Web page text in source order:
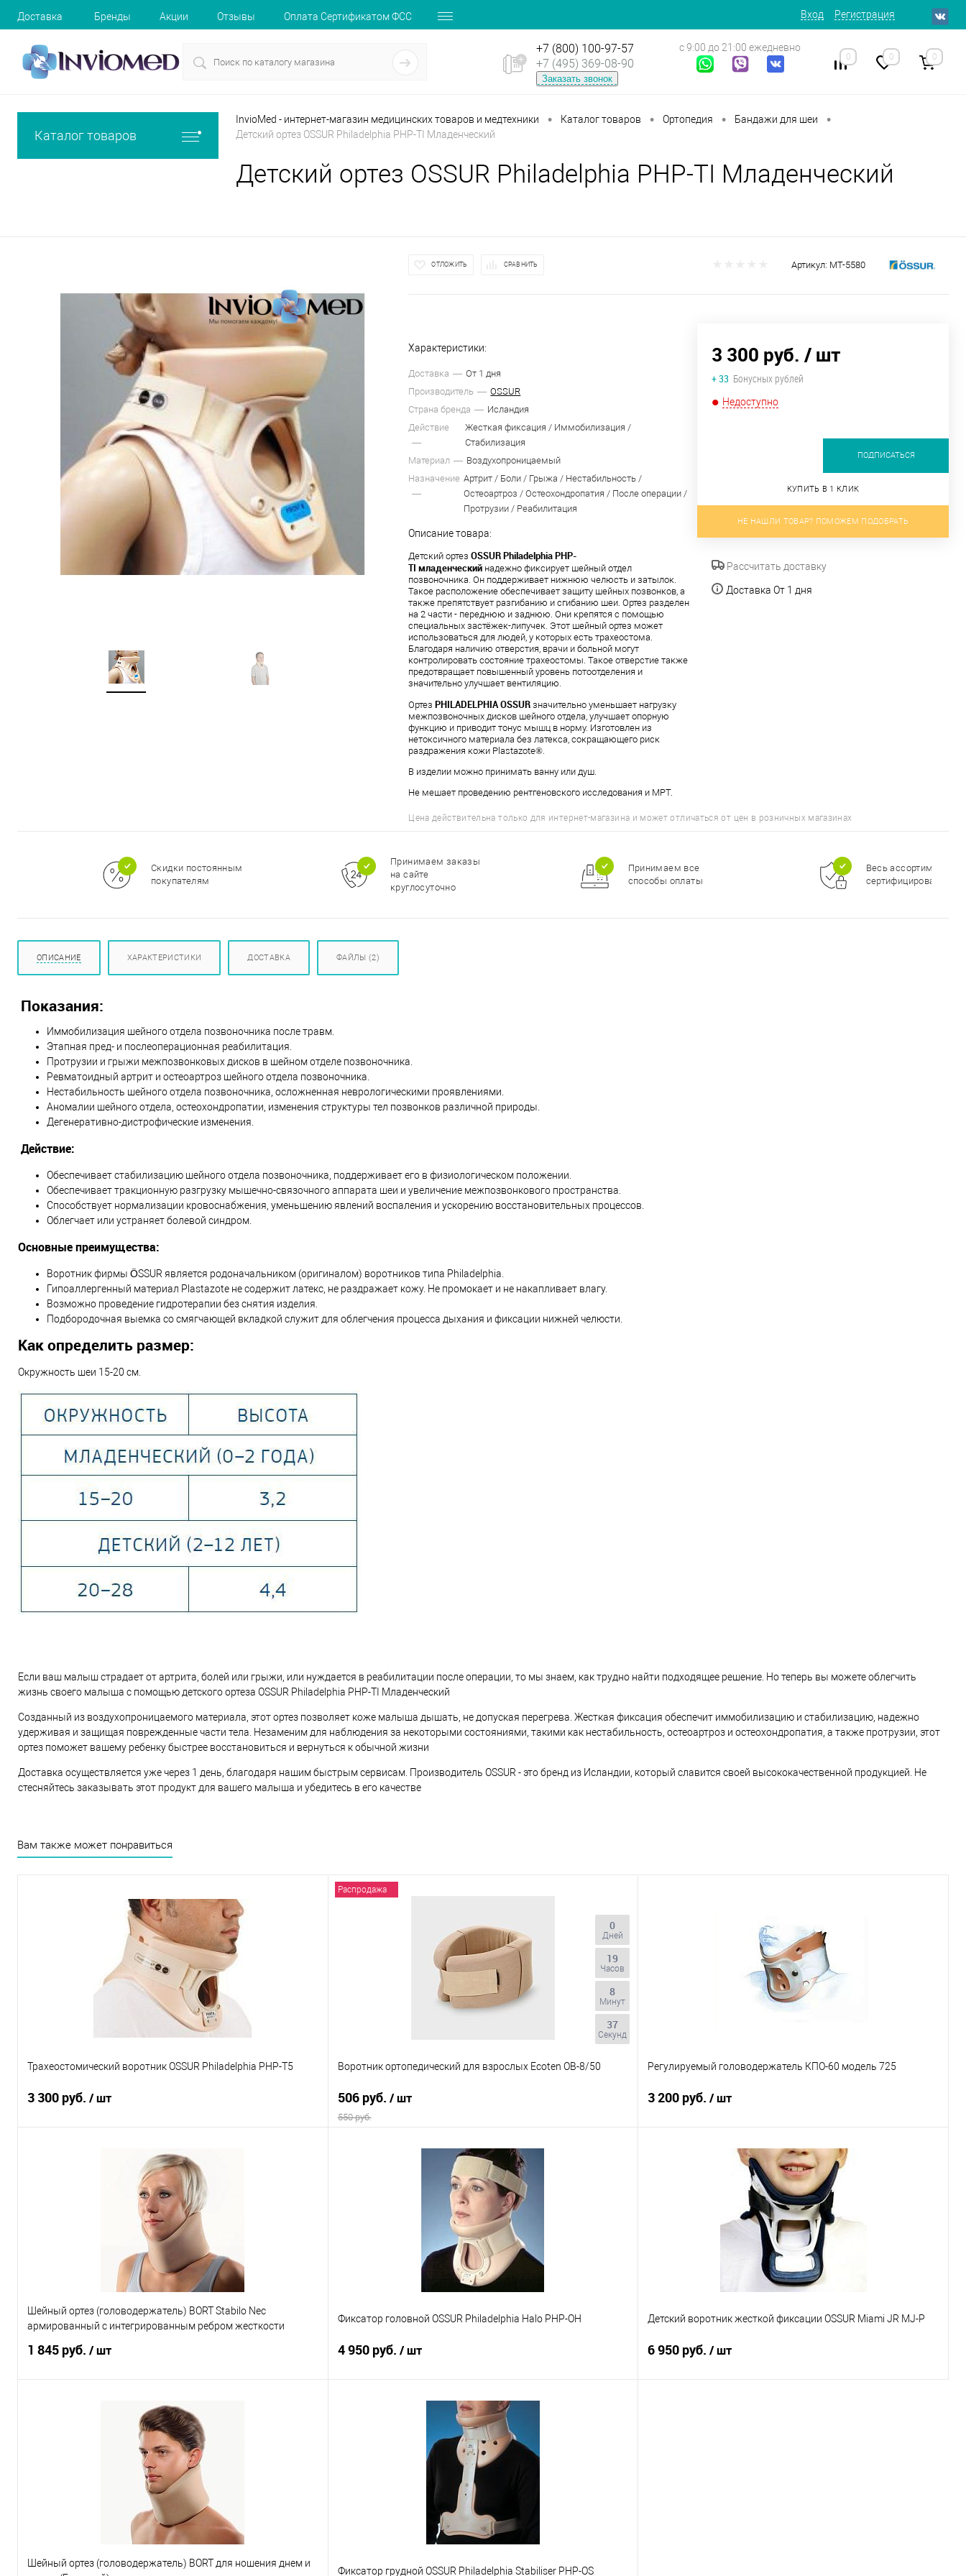
Доставка Бренды Акции Отзывы Оплата Сертификатом ФСС Вход Регистрация
+7 (800) 100-97-57
+7 (495) 369-08-90
Заказать звонок
с 9:00 до 21:00 ежедневно
0 0 0
Каталог товаров
InvioMed - интернет-магазин медицинских товаров и медтехники • Каталог товаров • Ортопедия • Бандажи для шеи •
Детский ортез OSSUR Philadelphia PHP-TI Младенческий
Детский ортез OSSUR Philadelphia PHP-TI Младенческий
ОТЛОЖИТЬ СРАВНИТЬ Артикул: МТ-5580
Характеристики:
Доставка
От 1 дня
Производитель
OSSUR
Страна бренда
Исландия
Действие
Жесткая фиксация / Иммобилизация /
Стабилизация
Материал
Воздухопроницаемый
Назначение Артрит / Боли / Грыжа / Нестабильность /
Остеоартроз / Остеохондропатия / После операции /
Протрузии / Реабилитация
Описание товара:
Детский ортезOSSUR Philadelphia PHP-
TI младенческий надежно фиксирует шейный отдел
позвоночника. Он поддерживает нижнюю челюсть и затылок.
Такое расположение обеспечивает защиту шейных позвонков, а
также препятствует разгибанию и сгибанию шеи. Ортез разделен
на 2 части - переднюю и заднюю. Они крепятся с помощью
специальных застёжек-липучек. Этот шейный ортез может
использоваться для людей, у которых есть трахеостома.
Благодаря наличию отверстия, врачи и больной могут
контролировать состояние трахеостомы. Такое отверстие также
предотвращает повышенный уровень потоотделения и
значительно улучшает вентиляцию.
Ортез PHILADELPHIA OSSUR значительно уменьшает нагрузку
межпозвоночных дисков шейного отдела, улучшает опорную
функцию и приводит тонус мышц в норму. Изготовлен из
нетоксичного материала без латекса, сокращающего риск
раздражения кожи Plastazote®.
В изделии можно принимать ванну или душ.
Не мешает проведению рентгеновского исследования и МРТ.
3 300 руб. / шт
+ 33 Бонусных рублей
Недоступно
ПОДПИСАТЬСЯ
КУПИТЬ В 1 КЛИК
НЕ НАШЛИ ТОВАР? ПОМОЖЕМ ПОДОБРАТЬ
Рассчитать доставку
Доставка От 1 дня
Цена действительна только для интернет-магазина и может отличаться от цен в розничных магазинах
Скидки постоянным
покупателям
Принимаем заказы
на сайте
круглосуточно
Принимаем все
способы оплаты
Весь ассортимент
сертифицирован
ОПИСАНИЕ ХАРАКТЕРИСТИКИ ДОСТАВКА ФАЙЛЫ (2)
Показания:
Иммобилизация шейного отдела позвоночника после травм.
Этапная пред- и послеоперационная реабилитация.
Протрузии и грыжи межпозвонковых дисков в шейном отделе позвоночника.
Ревматоидный артрит и остеоартроз шейного отдела позвоночника.
Нестабильность шейного отдела позвоночника, осложненная неврологическими проявлениями.
Аномалии шейного отдела, остеохондропатии, изменения структуры тел позвонков различной природы.
Дегенеративно-дистрофические изменения.
Действие:
Обеспечивает стабилизацию шейного отдела позвоночника, поддерживает его в физиологическом положении.
Обеспечивает тракционную разгрузку мышечно-связочного аппарата шеи и увеличение межпозвонкового пространства.
Способствует нормализации кровоснабжения, уменьшению явлений воспаления и ускорению восстановительных процессов.
Облегчает или устраняет болевой синдром.
Основные преимущества:
Воротник фирмы ÖSSUR является родоначальником (оригиналом) воротников типа Philadelphia.
Гипоаллергенный материал Plastazote не содержит латекс, не раздражает кожу. Не промокает и не накапливает влагу.
Возможно проведение гидротерапии без снятия изделия.
Подбородочная выемка со смягчающей вкладкой служит для облегчения процесса дыхания и фиксации нижней челюсти.
Как определить размер:
Окружность шеи 15-20 см.
Если ваш малыш страдает от артрита, болей или грыжи, или нуждается в реабилитации после операции, то мы знаем, как трудно найти подходящее решение. Но теперь вы можете облегчить
жизнь своего малыша с помощью детского ортеза OSSUR Philadelphia PHP-TI Младенческий
Созданный из воздухопроницаемого материала, этот ортез позволяет коже малыша дышать, не допуская перегрева. Жесткая фиксация обеспечит иммобилизацию и стабилизацию, надежно
удерживая и защищая поврежденные части тела. Незаменим для наблюдения за некоторыми состояниями, такими как нестабильность, остеоартроз и остеохондропатия, а также протрузии, этот
ортез поможет вашему ребенку быстрее восстановиться и вернуться к обычной жизни
Доставка осуществляется уже через 1 день, благодаря нашим быстрым сервисам. Производитель OSSUR - это бренд из Исландии, который славится своей высококачественной продукцией. Не
стесняйтесь заказывать этот продукт для вашего малыша и убедитесь в его качестве
Вам также может понравиться
Трахеостомический воротник OSSUR Philadelphia PHP-T5
3 300 руб. / шт
В корзину
К сравнению
M L XL
Характеристики
Распродажа
0
Дней
19
Часов
8
Минут
36
Секунд
Воротник ортопедический для взрослых Ecoten ОВ-8/50
506 руб. / шт
550 руб.
В корзину
К сравнению
В наличии
Характеристики
Регулируемый головодержатель КПО-60 модель 725
3 200 руб. / шт
Подписаться
К сравнению
Под заказ
Размер 3
Характеристики
Шейный ортез (головодержатель) BORT Stabilo Nec
армированный с интегрированным ребром жесткости
1 845 руб. / шт
Подписаться
К сравнению
Размер
Фиксатор головной OSSUR Philadelphia Halo PHP-OH
4 950 руб. / шт
Подписаться
К сравнению
Детский воротник жесткой фиксации OSSUR Miami JR MJ-P
6 950 руб. / шт
Шейный ортез (головодержатель) BORT для ношения днем и
Фиксатор грудной OSSUR Philadelphia Stabiliser PHP-OS